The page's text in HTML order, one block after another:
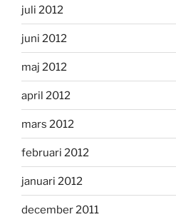
juli 2012
juni 2012
maj 2012
april 2012
mars 2012
februari 2012
januari 2012
december 2011